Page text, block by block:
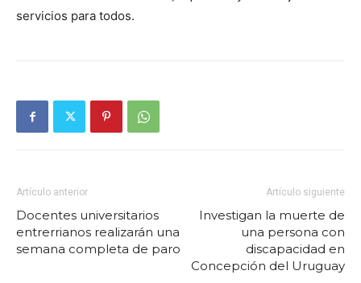
servicios para todos.
Artículo anterior
Docentes universitarios
entrerrianos realizarán una
semana completa de paro
Artículo siguiente
Investigan la muerte de
una persona con
discapacidad en
Concepción del Uruguay